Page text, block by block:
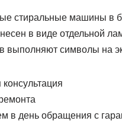
стиральные машины в
в виде отдельной
выполняют символы на
в день обращения с